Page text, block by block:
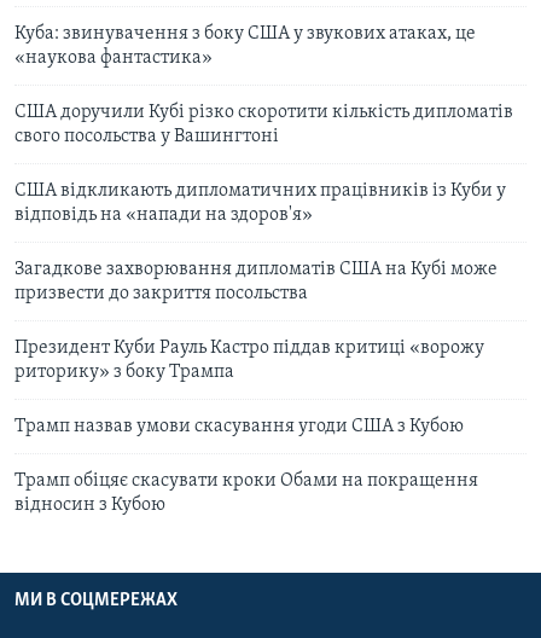
Куба: звинувачення з боку США у звукових атаках, це
«наукова фантастика»
США доручили Кубі різко скоротити кількість дипломатів
свого посольства у Вашингтоні
США відкликають дипломатичних працівників із Куби у
відповідь на «напади на здоров'я»
Загадкове захворювання дипломатів США на Кубі може
призвести до закриття посольства
Президент Куби Рауль Кастро піддав критиці «ворожу
риторику» з боку Трампа
Трамп назвав умови скасування угоди США з Кубою
Трамп обіцяє скасувати кроки Обами на покращення
відносин з Кубою
МИ В СОЦМЕРЕЖАХ